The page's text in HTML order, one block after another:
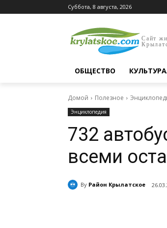
Суббота, 8 августа, 2026
Сайт
ОБЩЕСТВО
Домой Полезное
Энциклопедия
732
всеми
By Район Крылатское